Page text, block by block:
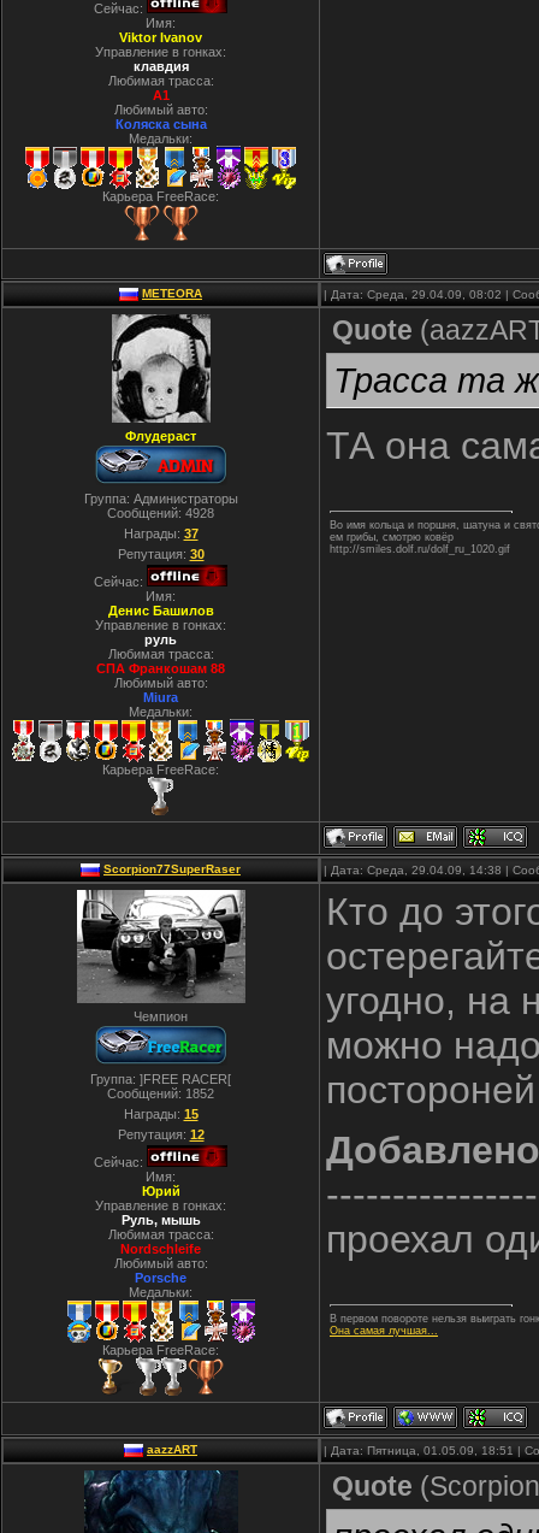
Сейчас:
Имя:
Viktor Ivanov
Управление в гонках:
клавдия
Любимая трасса:
A1
Любимый авто:
Коляска сына
Медальки:
Карьера FreeRace:
METEORA | Дата: Среда, 29.04.09, 08:02 |
Флудераст
Группа: Администраторы
Сообщений: 4928
Награды: 37
Репутация: 30
Сейчас:
Имя:
Денис Башилов
Управление в гонках:
руль
Любимая трасса:
СПА Франкошам 88
Любимый авто:
Miura
Медальки:
Карьера FreeRace:
Quote (
Трасса та
ТА она
Во имя кольца и поршня, шатуна и
ем грибы, смотрю ковёр
http://smiles.dolf.ru/dolf_ru_1020.gif
Scorpion77SuperRaser | Дата: Среда, 29.04.09, 14:38 |
Чемпион
Группа: ]FREE RACER[
Сообщений: 1852
Награды: 15
Репутация: 12
Сейчас:
Имя:
Юрий
Управление в гонках:
Руль, мышь
Любимая трасса:
Nordschleife
Любимый авто:
Porsche
Медальки:
Карьера FreeRace:
Кто до
угодно, на
можно
Добавлено
проехал
В первом повороте нельзя выиграть
Она самая лучшая...
aazzART | Дата: Пятница, 01.05.09, 18:51 |
Quote (